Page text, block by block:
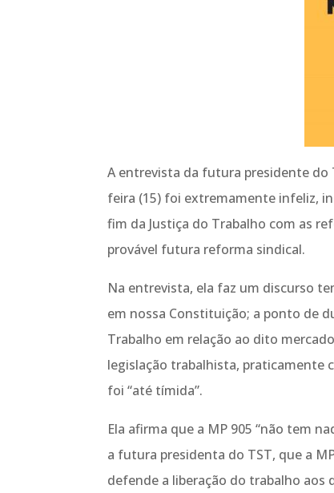
A entrevista da futura presidente do
feira (15) foi extremamente infeliz,
fim da Justiça do Trabalho com as
provável futura reforma sindical.
Na entrevista, ela faz um discurso
em nossa Constituição; a ponto de
Trabalho em relação ao dito
legislação trabalhista, praticamente
foi “até tímida”.
Ela afirma que a MP 905 “não tem
a futura presidenta do TST, que a
defende a liberação do trabalho aos